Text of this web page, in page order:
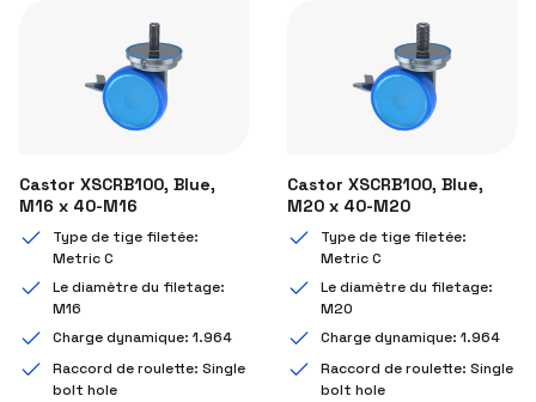
Castor XSCRB100, Blue,
M16 x 40-M16
Type de tige filetée:
Metric C
Le diamètre du filetage:
M16
Charge dynamique: 1.964
Raccord de roulette: Single
bolt hole
Castor XSCRB100, Blue,
M20 x 40-M20
Type de tige filetée:
Metric C
Le diamètre du filetage:
M20
Charge dynamique: 1.964
Raccord de roulette: Single
bolt hole